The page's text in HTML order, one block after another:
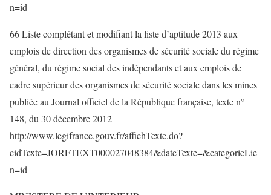
n=id
66 Liste complétant et modifiant la liste d’aptitude 2013 aux
emplois de direction des organismes de sécurité sociale du régime
général, du régime social des indépendants et aux emplois de
cadre supérieur des organismes de sécurité sociale dans les mines
publiée au Journal officiel de la République française, texte n°
148, du 30 décembre 2012
http://www.legifrance.gouv.fr/affichTexte.do?
cidTexte=JORFTEXT000027048384&dateTexte=&categorieLie
n=id